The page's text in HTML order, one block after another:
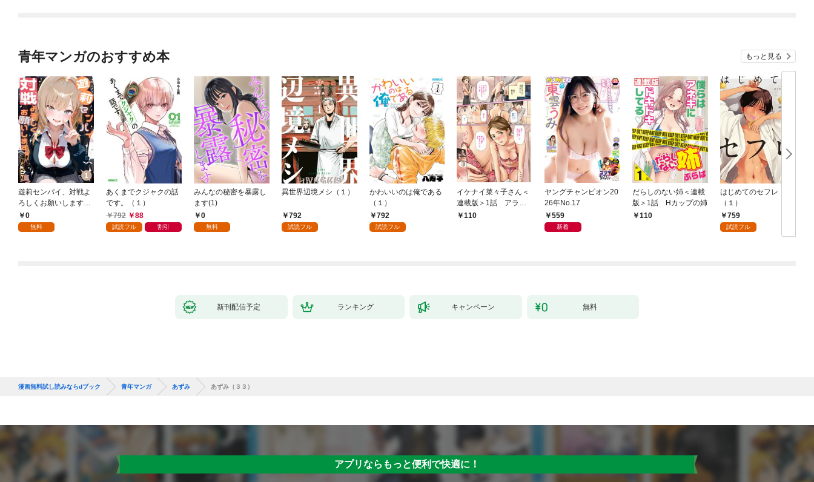
青年マンガのおすすめ本 もっと見る
遊莉センパイ、対戦よ
ろしくお願いします。
1 0
無料
あくまでクジャクの話
です。（１）
792
88
試読フル 割引
みんなの秘密を暴露し
ます(1)
0
無料
異世界辺境メシ（１）
792
試読フル
かわいいのは俺である
（１）
792
試読フル
イケナイ菜々子さん＜
連載版＞1話 アラフ
ォー女神と初体験
110
ヤングチャンピオン20
26年No.17
559
新着
だらしのない姉＜連載
版＞1話 Hカップの姉
110
はじめてのセフレ
（１）
759
試読フル
新刊配信予定 ランキング キャンペーン 無料
漫画無料試し読みならdブック 青年マンガ あずみ あずみ（３３）
アプリならもっと便利で快適に！